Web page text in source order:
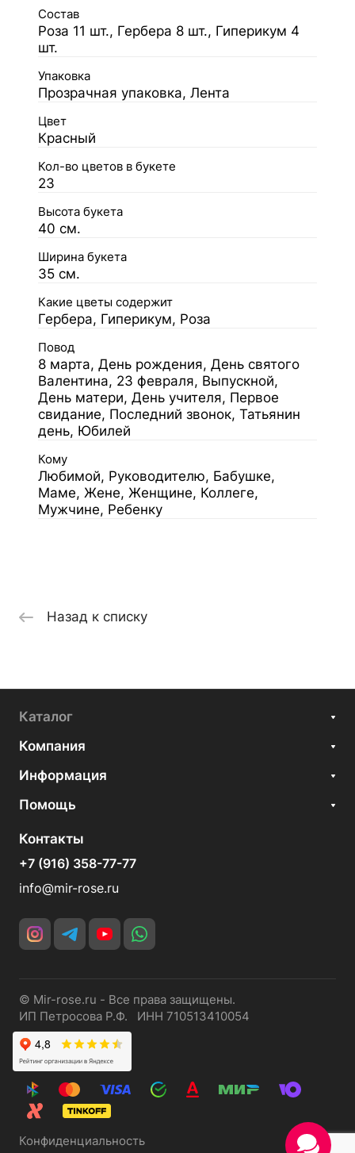
Состав
Роза 11 шт., Гербера 8 шт., Гиперикум 4
шт.
Упаковка
Прозрачная упаковка, Лента
Цвет
Красный
Кол-во цветов в букете
23
Высота букета
40 см.
Ширина букета
35 см.
Какие цветы содержит
Гербера, Гиперикум, Роза
Повод
8 марта, День рождения, День святого
Валентина, 23 февраля, Выпускной,
День матери, День учителя, Первое
свидание, Последний звонок, Татьянин
день, Юбилей
Кому
Любимой, Руководителю, Бабушке,
Маме, Жене, Женщине, Коллеге,
Мужчине, Ребенку
Назад к списку
Каталог
Компания
Информация
Помощь
Контакты
+7 (916) 358-77-77
info@mir-rose.ru
© Mir-rose.ru - Все права защищены.
ИП Петросова Р.Ф. ИНН 710513410054
Конфиденциальность